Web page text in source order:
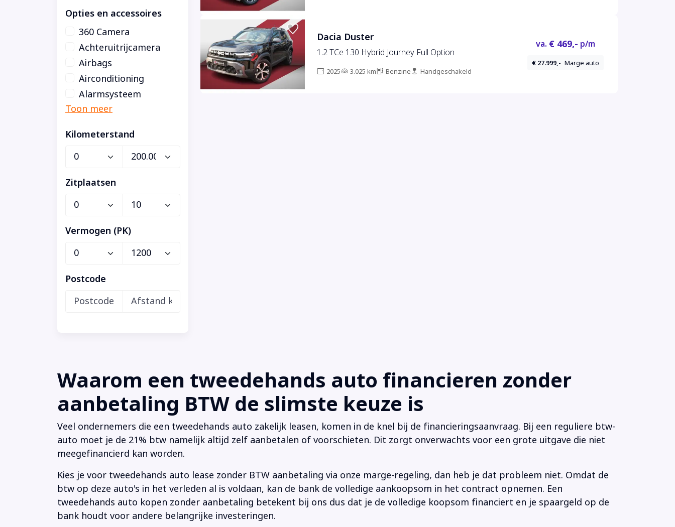
Opties en accessoires
360 Camera
Achteruitrijcamera
Airbags
Airconditioning
Alarmsysteem
Kilometerstand
Zitplaatsen
Vermogen (PK)
Postcode
Dacia Duster
1.2 TCe 130 Hybrid Journey Full Option
2025 3.025 km Benzine Handgeschakeld
va. € 469,- p/m
€ 27.999,- Marge auto
Waarom een tweedehands auto financieren zonder
aanbetaling BTW de slimste keuze is
Veel ondernemers die een tweedehands auto zakelijk leasen, komen in de knel bij de financieringsaanvraag. Bij een reguliere btw-
auto moet je de 21% btw namelijk altijd zelf aanbetalen of voorschieten. Dit zorgt onverwachts voor een grote uitgave die niet
meegefinancierd kan worden.
Kies je voor tweedehands auto lease zonder BTW aanbetaling via onze marge-regeling, dan heb je dat probleem niet. Omdat de
btw op deze auto's in het verleden al is voldaan, kan de bank de volledige aankoopsom in het contract opnemen. Een
tweedehands auto kopen zonder aanbetaling betekent bij ons dus dat je de volledige koopsom financiert en je spaargeld op de
bank houdt voor andere belangrijke investeringen.